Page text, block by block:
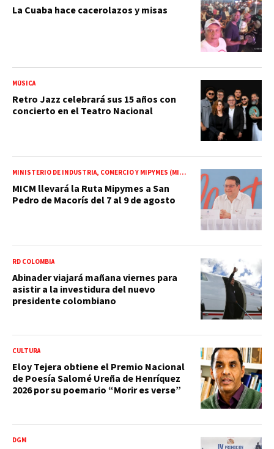
La Cuaba hace cacerolazos y misas
MÚSICA
Retro Jazz celebrará sus 15 años con
concierto en el Teatro Nacional
MINISTERIO DE INDUSTRIA, COMERCIO Y MIPYMES (MICM)
MICM llevará la Ruta Mipymes a San
Pedro de Macorís del 7 al 9 de agosto
RD COLOMBIA
Abinader viajará mañana viernes para
asistir a la investidura del nuevo
presidente colombiano
CULTURA
Eloy Tejera obtiene el Premio Nacional
de Poesía Salomé Ureña de Henríquez
2026 por su poemario “Morir es verse”
DGM